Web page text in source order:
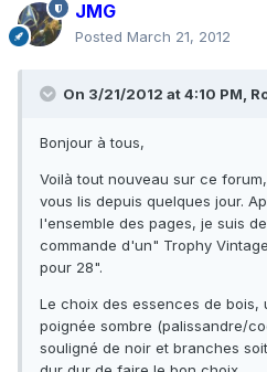
JMG
Posted March 21, 2012
On 3/21/2012 at 4:10 PM,
Bonjour à tous,
Voilà tout nouveau sur ce
vous lis depuis quelques jour.
l'ensemble des pages, je suis
commande d'un" Trophy
pour 28".
Le choix des essences de
poignée sombre (palissandre/
souligné de noir et branches